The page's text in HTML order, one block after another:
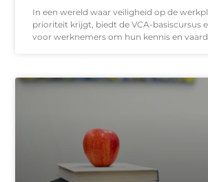
In een wereld waar veiligheid op de
prioriteit krijgt, biedt de VCA-basiscursus
voor werknemers om hun kennis en